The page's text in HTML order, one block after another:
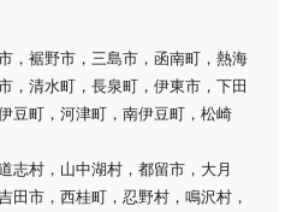
，裾野市，三島市，函南町，熱海
，清水町，長泉町，伊東市，下田
豆町，河津町，南伊豆町，松崎
志村，山中湖村，都留市，大月
田市，西桂町，忍野村，鳴沢村，